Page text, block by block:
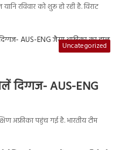
रविवार को शुरू हो रही है. विराट
Uncategorized
दिग्गज- AUS-ENG
अफ्रीका पहुंच गई है. भारतीय टीम